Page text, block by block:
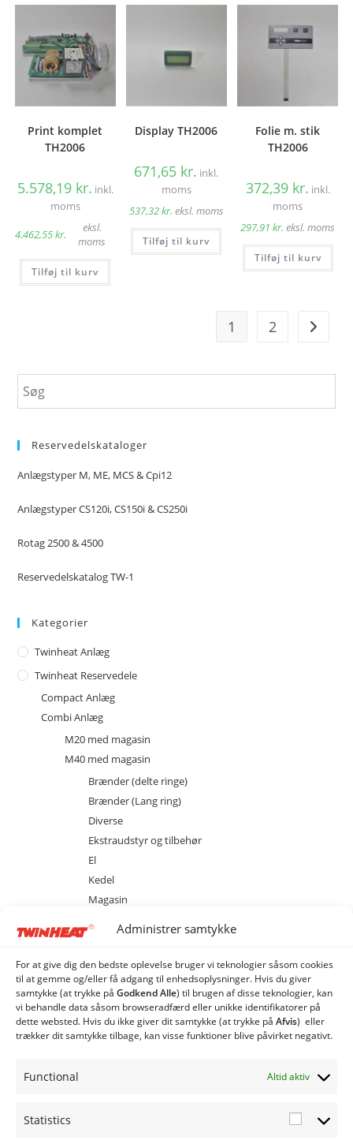
Administrer samtykke
For at give dig den bedste oplevelse bruger vi teknologier såsom cookies
til at gemme og/eller få adgang til enhedsoplysninger. Hvis du giver
samtykke (at trykke på Godkend Alle) til brugen af ​​disse teknologier, kan
vi behandle data såsom browseradfærd eller unikke identifikatorer på
dette websted. Hvis du ikke giver dit samtykke (at trykke på Afvis) eller
trækker dit samtykke tilbage, kan visse funktioner blive påvirket negativt.
Functional Altid aktiv
Statistics
Print komplet
TH2006
5.578,19 kr. inkl.
moms
4.462,55kr.
eksl.
moms
Tilføj til kurv
Display TH2006
671,65 kr. inkl.
moms
537,32kr. eksl. moms
Tilføj til kurv
Folie m. stik
TH2006
372,39 kr. inkl.
moms
297,91kr. eksl. moms
Tilføj til kurv
1 2
Reservedelskataloger
Anlægstyper M, ME, MCS & Cpi12
Anlægstyper CS120i, CS150i & CS250i
Rotag 2500 & 4500
Reservedelskatalog TW-1
Kategorier
Twinheat Anlæg
Twinheat Reservedele
Compact Anlæg
Combi Anlæg
M20 med magasin
M40 med magasin
Brænder (delte ringe)
Brænder (Lang ring)
Diverse
Ekstraudstyr og tilbehør
El
Kedel
Magasin
M80 med magasin
MCS 20 med cellesluse
MCS 40 med cellesluse
MCS 80 med cellesluse
ME 20 med spjældhus
ME 40 med spjældhus
Industri Anlæg